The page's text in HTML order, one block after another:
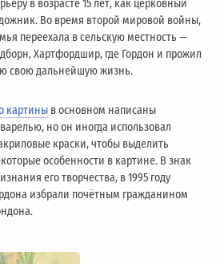
в возрасте 15 лет, как церковный
Во время второй мировой войны,
переехала в сельскую местность —
Хартфордшир, где Гордон и прожил
свою дальнейшую жизнь.
картины в основном написаны
но он иногда использовал
краски, чтобы выделить
особенности в картине. В знак
его творчества, в 1995 году
избрали почётным гражданином